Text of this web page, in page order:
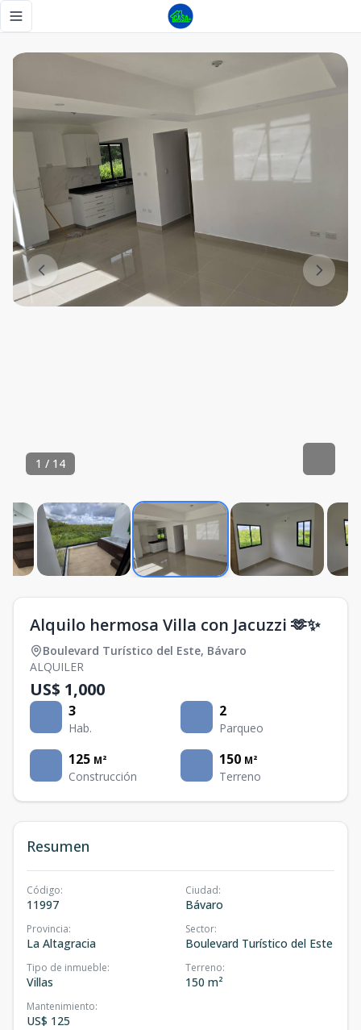
Toggle navigation menu
1 / 14
Alquilo hermosa Villa con Jacuzzi 🫶✨
Boulevard Turístico del Este, Bávaro
ALQUILER
US$ 1,000
3
Hab.
2
Parqueo
125 M²
Construcción
150 M²
Terreno
Resumen
Código:
11997
Ciudad:
Bávaro
Provincia:
La Altagracia
Sector:
Boulevard Turístico del Este
Tipo de inmueble:
Villas
Terreno:
150 m²
Mantenimiento:
US$ 125
Alquilo hermosa Villa con Jacuzzi 🫶✨ - Tu Casa RD